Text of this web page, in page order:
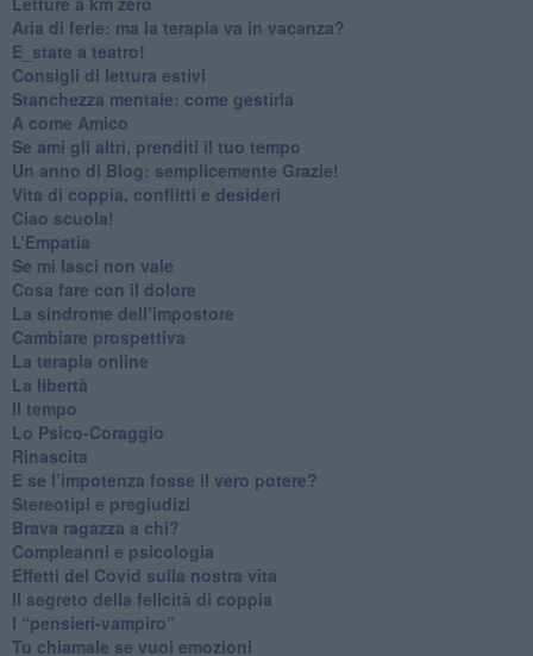
​Aria di ferie: ma la terapia va in vacanza?
​E_state a teatro!
​Consigli di lettura estivi
​Stanchezza mentale: come gestirla
​A come Amico
​Se ami gli altri, prenditi il tuo tempo
​Un anno di Blog: semplicemente Grazie!
​Vita di coppia, conflitti e desideri
​Ciao scuola!
​L’Empatia
​Se mi lasci non vale
Cosa fare con il dolore
​La sindrome dell’impostore
​Cambiare prospettiva
La terapia online
La libertà
​Il tempo
​Lo Psico-Coraggio
Rinascita
​E se l’impotenza fosse il vero potere?
Stereotipi e pregiudizi
​Brava ragazza a chi?
​Compleanni e psicologia
Effetti del Covid sulla nostra vita
Il segreto della felicità di coppia
​I “pensieri-vampiro”
​Tu chiamale se vuoi emozioni